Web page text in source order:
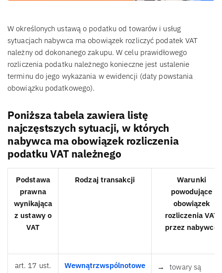
W określonych ustawą o podatku od towarów i usług
sytuacjach nabywca ma obowiązek rozliczyć podatek VAT
należny od dokonanego zakupu. W celu prawidłowego
rozliczenia podatku należnego konieczne jest ustalenie
terminu do jego wykazania w ewidencji (daty powstania
obowiązku podatkowego).
Poniższa tabela zawiera listę
najczęstszych sytuacji, w których
nabywca ma obowiązek rozliczenia
podatku VAT należnego
Podstawa
prawna
wynikająca
z ustawy o
VAT
Rodzaj transakcji
Warunki
powodujące
obowiązek
rozliczenia VAT
przez nabywcę
art. 17 ust.
Wewnątrzwspólnotowe
towary są